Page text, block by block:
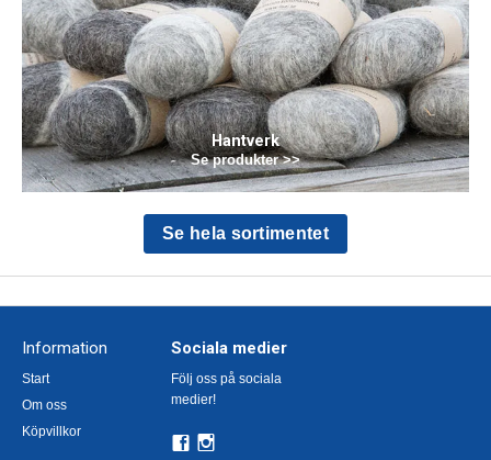
Hantverk
Se produkter >>
Se hela sortimentet
Information
Start
Om oss
Köpvillkor
Sociala medier
Följ oss på sociala
medier!